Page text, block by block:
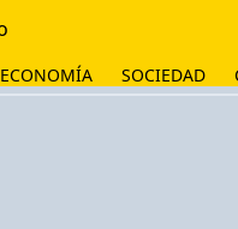
ECONOMÍA SOCIEDAD